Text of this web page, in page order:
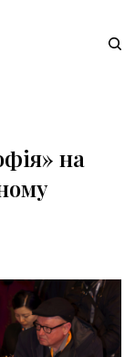
на